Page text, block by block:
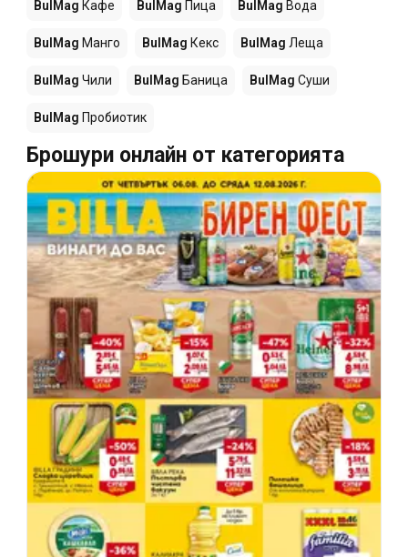
BulMag Кафе BulMag Пица BulMag Вода
BulMag Манго BulMag Кекс BulMag Леща
BulMag Чили BulMag Баница BulMag Суши
BulMag Пробиотик
Брошури онлайн от категорията